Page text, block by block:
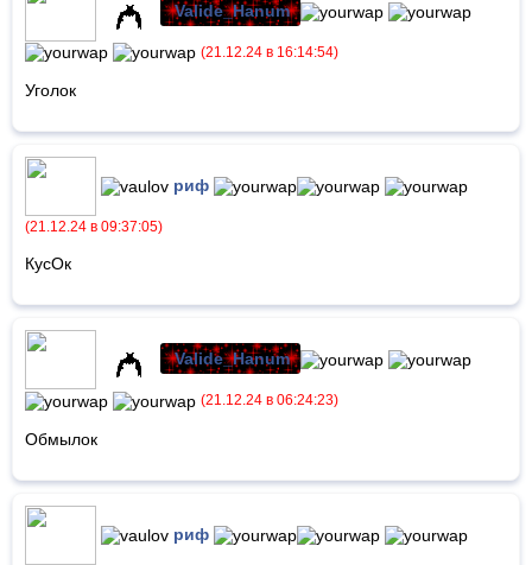
Valide_Hanum
(21.12.24 в 16:14:54)
Уголок
риф
(21.12.24 в 09:37:05)
КусОк
Valide_Hanum
(21.12.24 в 06:24:23)
Обмылок
риф